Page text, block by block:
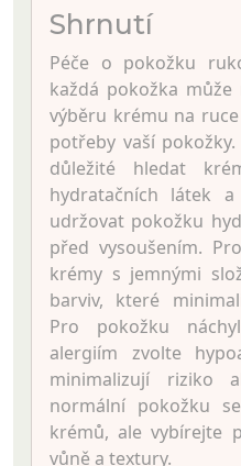
Shrnutí
Péče o pokožku
každá pokožka
výběru krému na
potřeby vaší
důležité hledat
hydratačních látek
udržovat pokožku
před vysoušením.
krémy s jemnými
barviv, které
Pro pokožku
alergiím zvolte
minimalizují riziko
normální pokožku
krémů, ale vybírejte
vůně a textury.